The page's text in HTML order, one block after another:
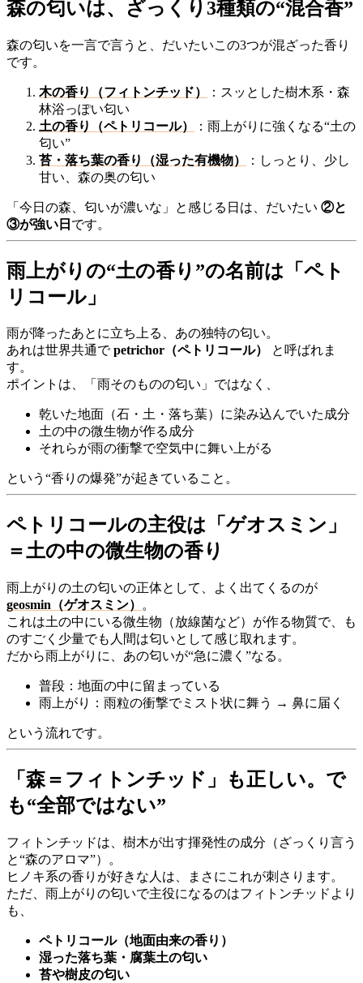
森の匂いは、ざっくり3種類の“混合香”
森の匂いを一言で言うと、だいたいこの3つが混ざった香り
です。
木の香り（フィトンチッド）
：スッとした樹木系・森
林浴っぽい匂い
土の香り（ペトリコール）
：雨上がりに強くなる“土の
匂い”
苔・落ち葉の香り（湿った有機物）
：しっとり、少し
甘い、森の奥の匂い
「今日の森、匂いが濃いな」と感じる日は、だいたい ②と
③が強い日 です。
雨上がりの“土の香り”の名前は「ペト
リコール」
雨が降ったあとに立ち上る、あの独特の匂い。
あれは世界共通でpetrichor（ペトリコール）
と呼ばれま
す。
ポイントは、「雨そのものの匂い」ではなく、
乾いた地面（石・土・落ち葉）に染み込んでいた成分
土の中の微生物が作る成分
それらが雨の衝撃で空気中に舞い上がる
という“香りの爆発”が起きていること。
ペトリコールの主役は「ゲオスミン」
＝土の中の微生物の香り
雨上がりの土の匂いの正体として、よく出てくるのが
geosmin（ゲオスミン）
。
これは土の中にいる微生物（放線菌など）が作る物質で、も
のすごく少量でも人間は匂いとして感じ取れます。
だから雨上がりに、あの匂いが“急に濃く”なる。
普段：地面の中に留まっている
雨上がり：雨粒の衝撃でミスト状に舞う → 鼻に届く
という流れです。
「森＝フィトンチッド」も正しい。で
も“全部ではない”
フィトンチッドは、樹木が出す揮発性の成分（ざっくり言う
と“森のアロマ”）。
ヒノキ系の香りが好きな人は、まさにこれが刺さります。
ただ、雨上がりの匂いで主役になるのはフィトンチッドより
も、
ペトリコール（地面由来の香り）
湿った落ち葉・腐葉土の匂い
苔や樹皮の匂い